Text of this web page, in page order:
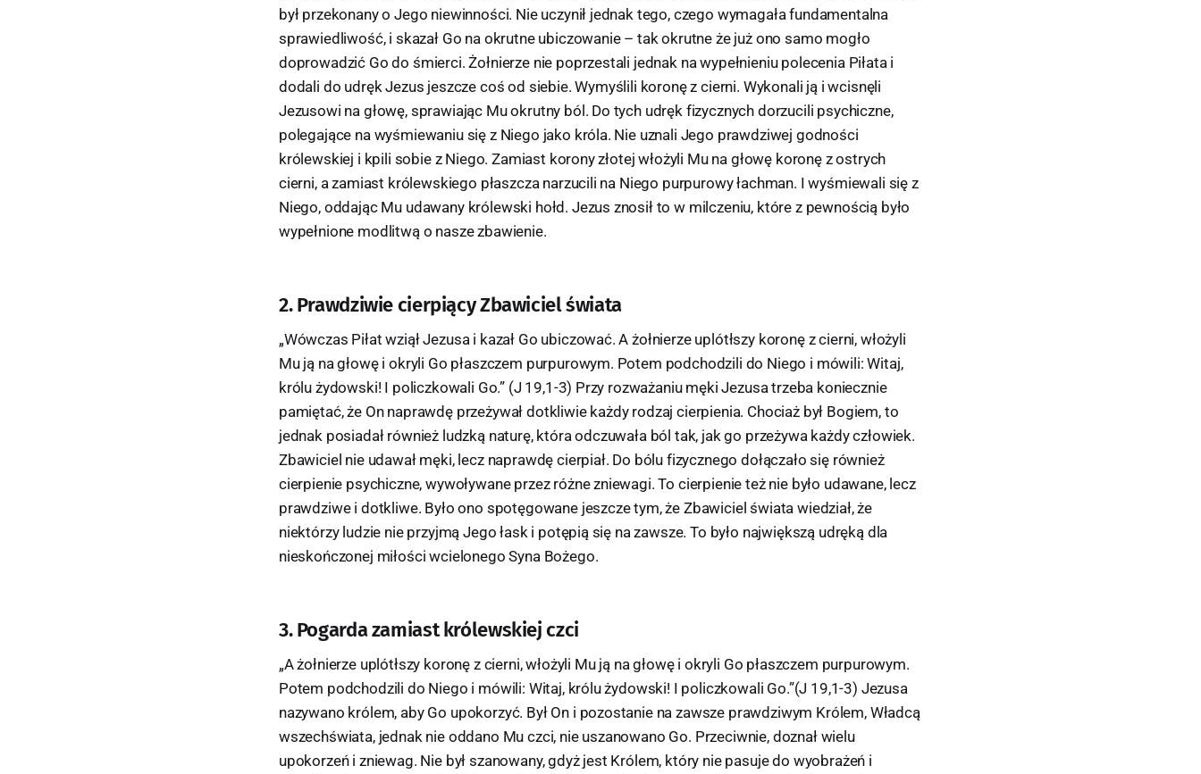
był przekonany o Jego niewinności. Nie uczynił jednak tego, czego wymagała fundamentalna
sprawiedliwość, i skazał Go na okrutne ubiczowanie – tak okrutne że już ono samo mogło
doprowadzić Go do śmierci. Żołnierze nie poprzestali jednak na wypełnieniu polecenia Piłata i
dodali do udręk Jezus jeszcze coś od siebie. Wymyślili koronę z cierni. Wykonali ją i wcisnęli
Jezusowi na głowę, sprawiając Mu okrutny ból. Do tych udręk fizycznych dorzucili psychiczne,
polegające na wyśmiewaniu się z Niego jako króla. Nie uznali Jego prawdziwej godności
królewskiej i kpili sobie z Niego. Zamiast korony złotej włożyli Mu na głowę koronę z ostrych
cierni, a zamiast królewskiego płaszcza narzucili na Niego purpurowy łachman. I wyśmiewali się z
Niego, oddając Mu udawany królewski hołd. Jezus znosił to w milczeniu, które z pewnością było
wypełnione modlitwą o nasze zbawienie.
2. Prawdziwie cierpiący Zbawiciel świata
„Wówczas Piłat wziął Jezusa i kazał Go ubiczować. A żołnierze uplótłszy koronę z cierni, włożyli
Mu ją na głowę i okryli Go płaszczem purpurowym. Potem podchodzili do Niego i mówili: Witaj,
królu żydowski! I policzkowali Go.” (J 19,1-3) Przy rozważaniu męki Jezusa trzeba koniecznie
pamiętać, że On naprawdę przeżywał dotkliwie każdy rodzaj cierpienia. Chociaż był Bogiem, to
jednak posiadał również ludzką naturę, która odczuwała ból tak, jak go przeżywa każdy człowiek.
Zbawiciel nie udawał męki, lecz naprawdę cierpiał. Do bólu fizycznego dołączało się również
cierpienie psychiczne, wywoływane przez różne zniewagi. To cierpienie też nie było udawane, lecz
prawdziwe i dotkliwe. Było ono spotęgowane jeszcze tym, że Zbawiciel świata wiedział, że
niektórzy ludzie nie przyjmą Jego łask i potępią się na zawsze. To było największą udręką dla
nieskończonej miłości wcielonego Syna Bożego.
3. Pogarda zamiast królewskiej czci
„A żołnierze uplótłszy koronę z cierni, włożyli Mu ją na głowę i okryli Go płaszczem purpurowym.
Potem podchodzili do Niego i mówili: Witaj, królu żydowski! I policzkowali Go.”(J 19,1-3) Jezusa
nazywano królem, aby Go upokorzyć. Był On i pozostanie na zawsze prawdziwym Królem, Władcą
wszechświata, jednak nie oddano Mu czci, nie uszanowano Go. Przeciwnie, doznał wielu
upokorzeń i zniewag. Nie był szanowany, gdyż jest Królem, który nie pasuje do wyobrażeń i